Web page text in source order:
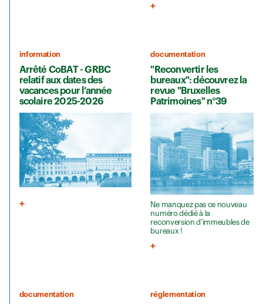
information
Arrêté CoBAT - GRBC
relatif aux dates des
vacances pour l’année
scolaire 2025-2026
documentation
"Reconvertir les
bureaux": découvrez la
revue "Bruxelles
Patrimoines" n°39
Ne manquez pas ce nouveau
numéro dédié à la
reconversion d’immeubles de
bureaux !
documentation réglementation